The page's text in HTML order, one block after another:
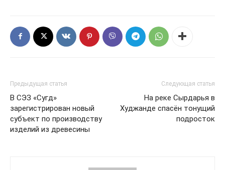
Предыдущая статья
В СЭЗ «Сугд»
зарегистрирован новый
субъект по производству
изделий из древесины
Следующая статья
На реке Сырдарья в
Худжанде спасён тонущий
подросток